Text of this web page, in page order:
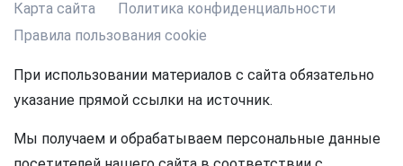
Карта сайта
Политика конфиденциальности
Правила пользования cookie
При использовании материалов с сайта обязательно
указание прямой ссылки на источник.
Мы получаем и обрабатываем персональные данные